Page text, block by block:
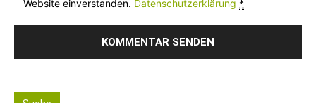
Website einverstanden. Datenschutzerklärung *